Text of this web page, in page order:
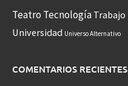
Teatro Tecnología Trabajo
Universidad Universo Alternativo
COMENTARIOS RECIENTES